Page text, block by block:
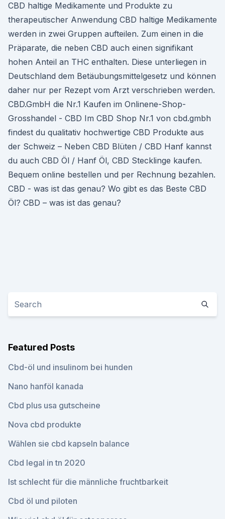
CBD haltige Medikamente und Produkte zu
therapeutischer Anwendung CBD haltige Medikamente
werden in zwei Gruppen aufteilen. Zum einen in die
Präparate, die neben CBD auch einen signifikant
hohen Anteil an THC enthalten. Diese unterliegen in
Deutschland dem Betäubungsmittelgesetz und können
daher nur per Rezept vom Arzt verschrieben werden.
CBD.GmbH die Nr.1 Kaufen im Onlinene-Shop-
Grosshandel - CBD Im CBD Shop Nr.1 von cbd.gmbh
findest du qualitativ hochwertige CBD Produkte aus
der Schweiz – Neben CBD Blüten / CBD Hanf kannst
du auch CBD Öl / Hanf Öl, CBD Stecklinge kaufen.
Bequem online bestellen und per Rechnung bezahlen.
CBD - was ist das genau? Wo gibt es das Beste CBD
Öl? CBD – was ist das genau?
Featured Posts
Cbd-öl und insulinom bei hunden
Nano hanföl kanada
Cbd plus usa gutscheine
Nova cbd produkte
Wählen sie cbd kapseln balance
Cbd legal in tn 2020
Ist schlecht für die männliche fruchtbarkeit
Cbd öl und piloten